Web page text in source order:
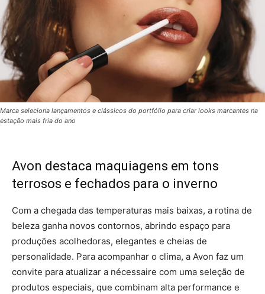
Marca seleciona lançamentos e clássicos do portfólio para criar looks marcantes na
estação mais fria do ano
Avon destaca maquiagens em tons
terrosos e fechados para o inverno
Com a chegada das temperaturas mais baixas, a rotina de
beleza ganha novos contornos, abrindo espaço para
produções acolhedoras, elegantes e cheias de
personalidade. Para acompanhar o clima, a Avon faz um
convite para atualizar a nécessaire com uma seleção de
produtos especiais, que combinam alta performance e